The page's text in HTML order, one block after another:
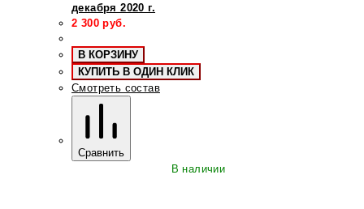
декабря 2020 г.
2 300 руб.
В КОРЗИНУ
КУПИТЬ В ОДИН КЛИК
Смотреть состав
Сравнить
В наличии